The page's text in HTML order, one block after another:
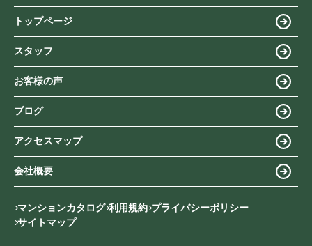
トップページ
スタッフ
お客様の声
ブログ
アクセスマップ
会社概要
マンションカタログ 利用規約 プライバシーポリシー
サイトマップ